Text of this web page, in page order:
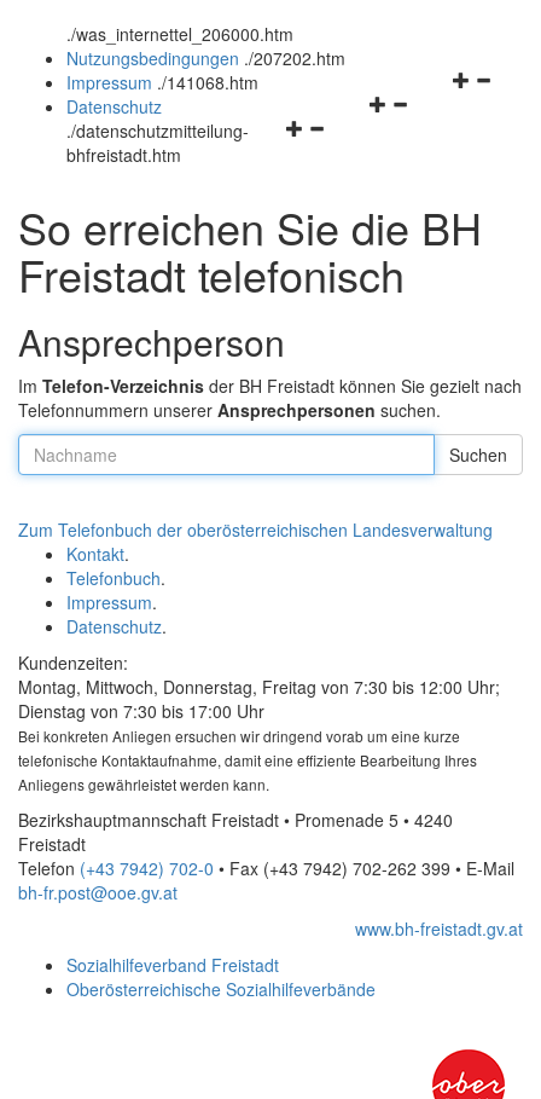
schließen
und
schließen
./was_internettel_206000.htm
Nutzungsbedingungen ./207202.htm
Navigationsmenü
Impressum ./141068.htm
Navigationsmenü
Datenschutz
./datenschutzmitteilung-
bhfreistadt.htm
So erreichen Sie die BH
Freistadt telefonisch
Ansprechperson
Im Telefon-Verzeichnis der BH Freistadt können Sie gezielt nach
Telefonnummern unserer Ansprechpersonen suchen.
Nachname:
Zum Telefonbuch der oberösterreichischen Landesverwaltung
Kontakt.
Telefonbuch.
Impressum.
Datenschutz.
Kundenzeiten:
Montag, Mittwoch, Donnerstag, Freitag von 7:30 bis 12:00 Uhr;
Dienstag von 7:30 bis 17:00 Uhr
Bei konkreten Anliegen ersuchen wir dringend vorab um eine kurze
telefonische Kontaktaufnahme, damit eine effiziente Bearbeitung Ihres
Anliegens gewährleistet werden kann.
Bezirkshauptmannschaft Freistadt • Promenade 5 • 4240
Freistadt
Telefon (+43 7942) 702-0 • Fax (+43 7942) 702-262 399 • E-Mail
bh-fr.post@ooe.gv.at
www.bh-freistadt.gv.at
Sozialhilfeverband Freistadt
Oberösterreichische Sozialhilfeverbände